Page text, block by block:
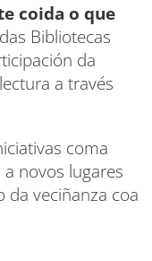
coida o que
Bibliotecas
da
a través
coma
novos lugares
veciñanza coa